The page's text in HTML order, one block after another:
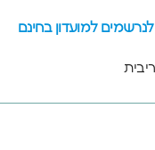
לנרשמים למועדון בחינם